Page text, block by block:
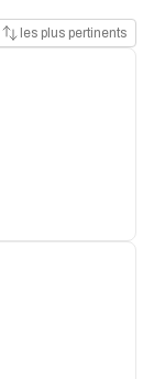
les plus pertinents